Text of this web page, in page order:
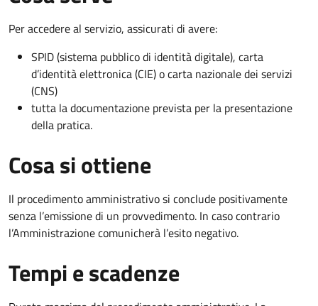
Per accedere al servizio, assicurati di avere:
SPID (sistema pubblico di identità digitale), carta
d’identità elettronica (CIE) o carta nazionale dei servizi
(CNS)
tutta la documentazione prevista per la presentazione
della pratica.
Cosa si ottiene
Il procedimento amministrativo si conclude positivamente
senza l’emissione di un provvedimento. In caso contrario
l’Amministrazione comunicherà l’esito negativo.
Tempi e scadenze